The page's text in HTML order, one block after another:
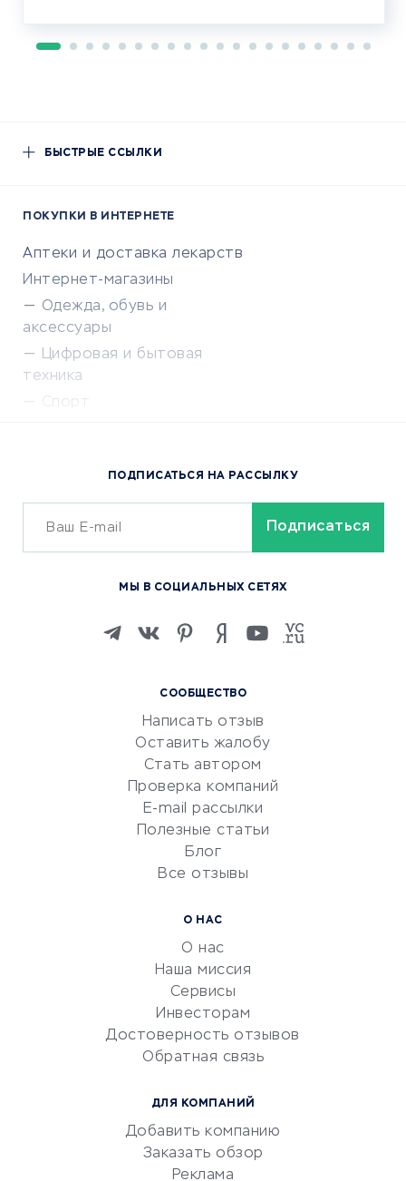
БЫСТРЫЕ ССЫЛКИ
ПОКУПКИ В ИНТЕРНЕТЕ
Аптеки и доставка лекарств
Интернет-магазины
Одежда, обувь и
аксессуары
Цифровая и бытовая
техника
Спорт
Сервисы доставки
ОБУЧЕНИЕ И РАБОТА
Изучение иностранных
Маркетинг и продажи
Репетиторство
Красота и здоровье
Сервисы по поиску работы
Сетевой маркетинг
УСЛУГИ ДЛЯ БИЗНЕСА
документооборот
Юридические компании
Бухгалтерия онлайн
СООБЩЕСТВО
Написать отзыв
Оставить жалобу
Стать автором
Проверка компаний
E-mail рассылки
Полезные статьи
Блог
Все отзывы
О НАС
О нас
Наша миссия
Сервисы
Инвесторам
Достоверность отзывов
Обратная связь
ДЛЯ КОМПАНИЙ
Добавить компанию
Заказать обзор
Реклама
ПОДПИСАТЬСЯ НА РАССЫЛКУ
МЫ В СОЦИАЛЬНЫХ СЕТЯХ